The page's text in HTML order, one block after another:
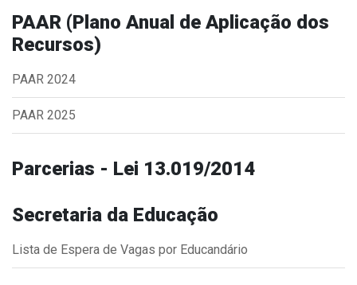
Transparência
Portal da Transparência
Outros
Downloads
Contato
PAAR (Plano Anual de Aplicação dos
Recursos)
PAAR 2024
PAAR 2025
Parcerias - Lei 13.019/2014
Secretaria da Educação
Lista de Espera de Vagas por Educandário